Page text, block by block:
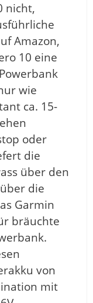
nicht,
Amazon,
10 eine
wie
ca. 15-
oder
die
über den
die
Garmin
bräuchte
von
mit